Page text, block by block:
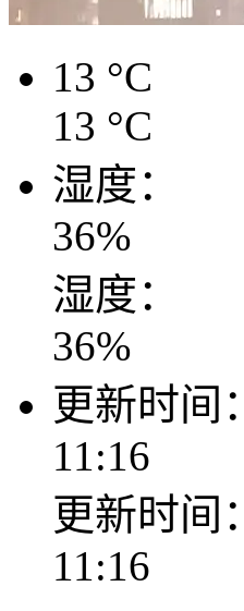
13 °C
13 °C
湿度：
36%
湿度：
36%
更新时间：
11:16
更新时间：
11:16